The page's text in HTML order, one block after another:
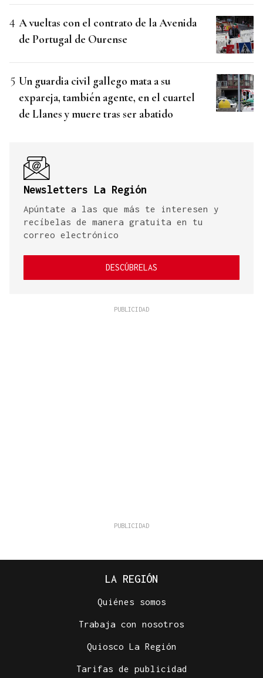
A vueltas con el contrato de la Avenida
de Portugal de Ourense
Un guardia civil gallego mata a su
expareja, también agente, en el cuartel
de Llanes y muere tras ser abatido
Newsletters La Región
Apúntate a las que más te interesen y
recíbelas de manera gratuita en tu
correo electrónico
DESCÚBRELAS
LA REGIÓN
Quiénes somos
Trabaja con nosotros
Quiosco La Región
Tarifas de publicidad